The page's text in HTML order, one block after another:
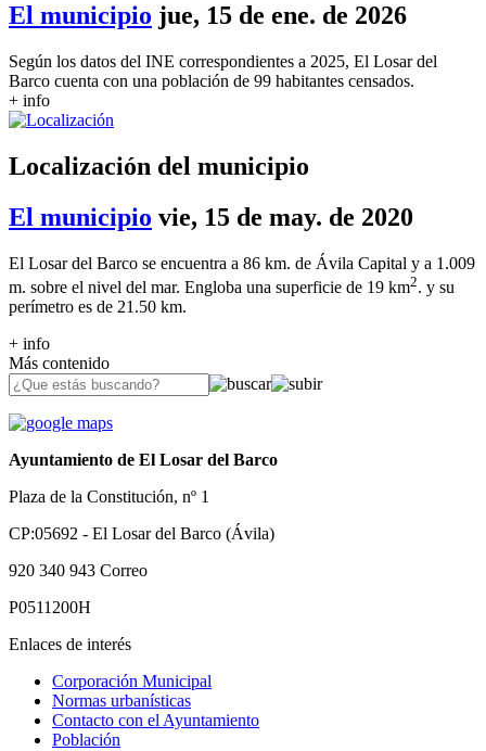
El municipio jue, 15 de ene. de 2026
Según los datos del INE correspondientes a 2025, El Losar del
Barco cuenta con una población de 99 habitantes censados.
+ info
Localización del municipio
El municipio vie, 15 de may. de 2020
El Losar del Barco se encuentra a 86 km. de Ávila Capital y a 1.009
m. sobre el nivel del mar. Engloba una superficie de 19 km2. y su
perímetro es de 21.50 km.
+ info
Más contenido
Ayuntamiento de El Losar del Barco
Plaza de la Constitución, nº 1
CP:05692 - El Losar del Barco (Ávila)
920 340 943 Correo
P0511200H
Enlaces de interés
Corporación Municipal
Normas urbanísticas
Contacto con el Ayuntamiento
Población